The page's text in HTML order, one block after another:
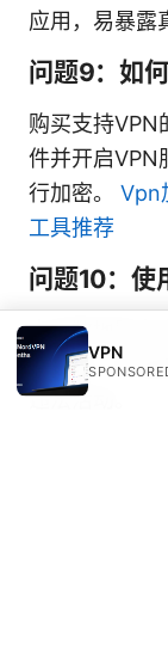
应用，易暴露
问题9：如
购买支持VPN
件并开启VPN
行加密。 Vpn
工具推荐
问题10：使
大多数地区允
限内容，但请
违法活动。
VPN